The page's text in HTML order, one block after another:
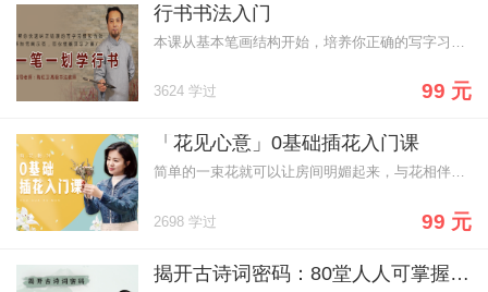
行书书法入门
3624 学过 99 元
「花见心意」0基础插花入门课
简单的一束花就可以让房间明媚起来，与花相伴，为生活带来一抹清新色彩
2698 学过 99 元
揭开古诗词密码：80堂人人可掌握的文言语法秘诀